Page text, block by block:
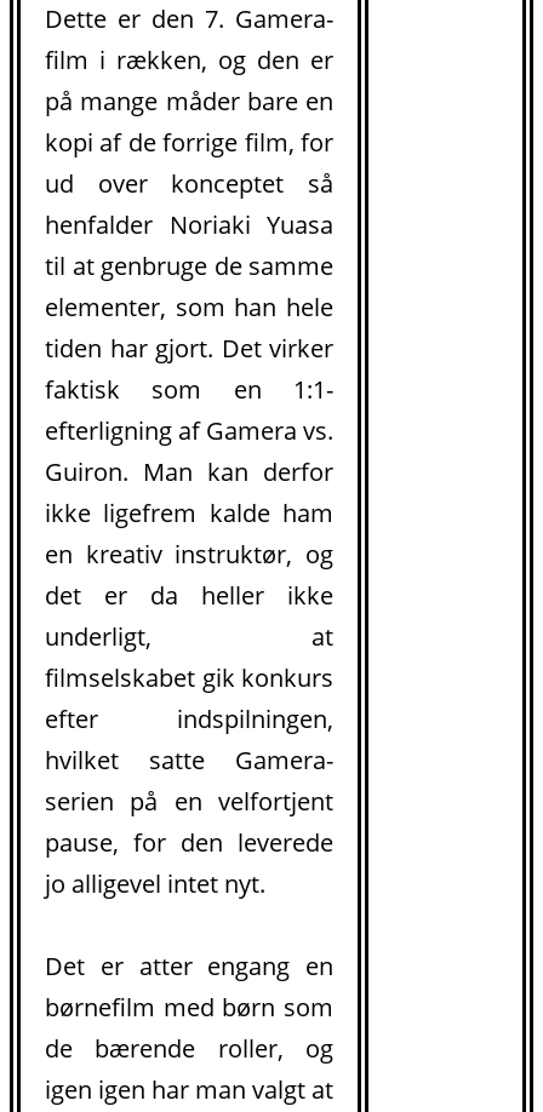
Dette er den 7. Gamera-
film i rækken, og den er
på mange måder bare en
kopi af de forrige film, for
ud over konceptet så
henfalder Noriaki Yuasa
til at genbruge de samme
elementer, som han hele
tiden har gjort. Det virker
faktisk som en 1:1-
efterligning af Gamera vs.
Guiron. Man kan derfor
ikke ligefrem kalde ham
en kreativ instruktør, og
det er da heller ikke
underligt, at
filmselskabet gik konkurs
efter indspilningen,
hvilket satte Gamera-
serien på en velfortjent
pause, for den leverede
jo alligevel intet nyt.
Det er atter engang en
børnefilm med børn som
de bærende roller, og
igen igen har man valgt at